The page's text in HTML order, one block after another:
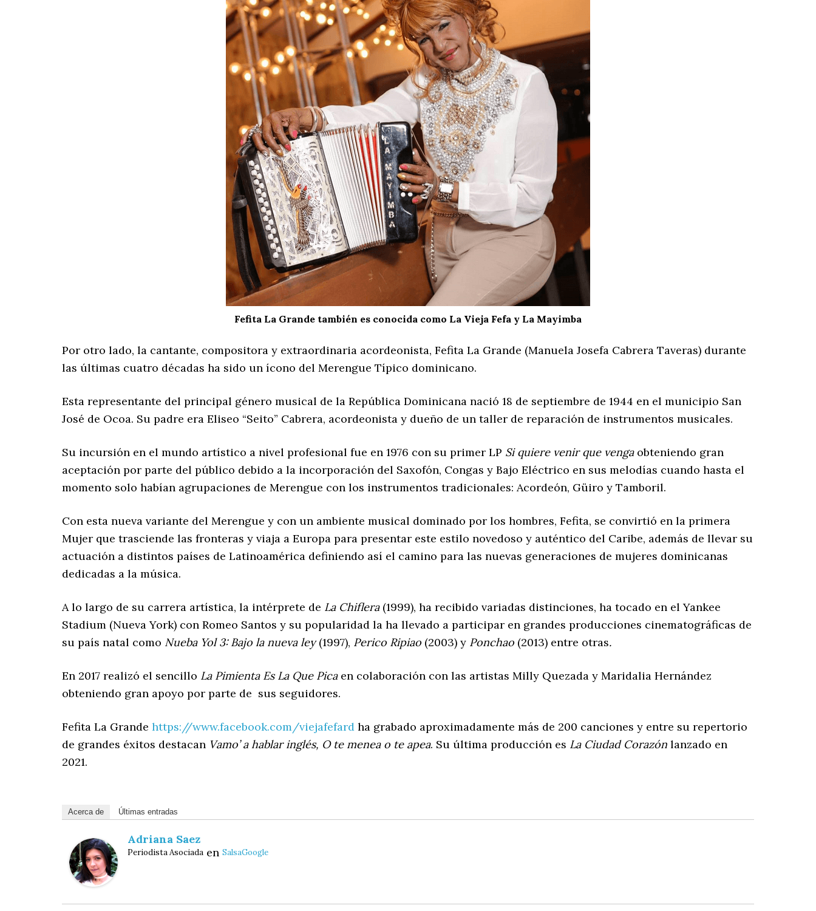
Fefita La Grande también es conocida como La Vieja Fefa y La Mayimba
Por otro lado, la cantante, compositora y extraordinaria acordeonista, Fefita La Grande (Manuela Josefa Cabrera Taveras) durante
las últimas cuatro décadas ha sido un ícono del Merengue Típico dominicano.
Esta representante del principal género musical de la República Dominicana nació 18 de septiembre de 1944 en el municipio San
José de Ocoa. Su padre era Eliseo “Seito” Cabrera, acordeonista y dueño de un taller de reparación de instrumentos musicales.
Su incursión en el mundo artístico a nivel profesional fue en 1976 con su primer LP Si quiere venir que venga obteniendo gran
aceptación por parte del público debido a la incorporación del Saxofón, Congas y Bajo Eléctrico en sus melodías cuando hasta el
momento solo habían agrupaciones de Merengue con los instrumentos tradicionales: Acordeón, Güiro y Tamboril.
Con esta nueva variante del Merengue y con un ambiente musical dominado por los hombres, Fefita, se convirtió en la primera
Mujer que trasciende las fronteras y viaja a Europa para presentar este estilo novedoso y auténtico del Caribe, además de llevar su
actuación a distintos países de Latinoamérica definiendo así el camino para las nuevas generaciones de mujeres dominicanas
dedicadas a la música.
A lo largo de su carrera artística, la intérprete de La Chiflera (1999), ha recibido variadas distinciones, ha tocado en el Yankee
Stadium (Nueva York) con Romeo Santos y su popularidad la ha llevado a participar en grandes producciones cinematográficas de
su país natal como Nueba Yol 3: Bajo la nueva ley(1997), Perico Ripiao (2003) y Ponchao (2013) entre otras.
En 2017 realizó el sencillo La Pimienta Es La Que Pica en colaboración con las artistas Milly Quezada y Maridalia Hernández
obteniendo gran apoyo por parte de sus seguidores.
Fefita La Grande https://www.facebook.com/viejafefard ha grabado aproximadamente más de 200 canciones y entre su repertorio
de grandes éxitos destacan Vamo’ a hablar inglés, O te menea o te apea. Su última producción es La Ciudad Corazón lanzado en
2021.
Acerca de Últimas entradas
Adriana Saez
Periodista Asociada en SalsaGoogle